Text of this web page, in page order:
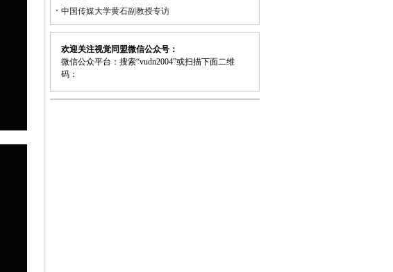
中国传媒大学黄石副教授专访
欢迎关注视觉同盟微信公众号：
微信公众平台：搜索“vudn2004”或扫描下面二维
码：